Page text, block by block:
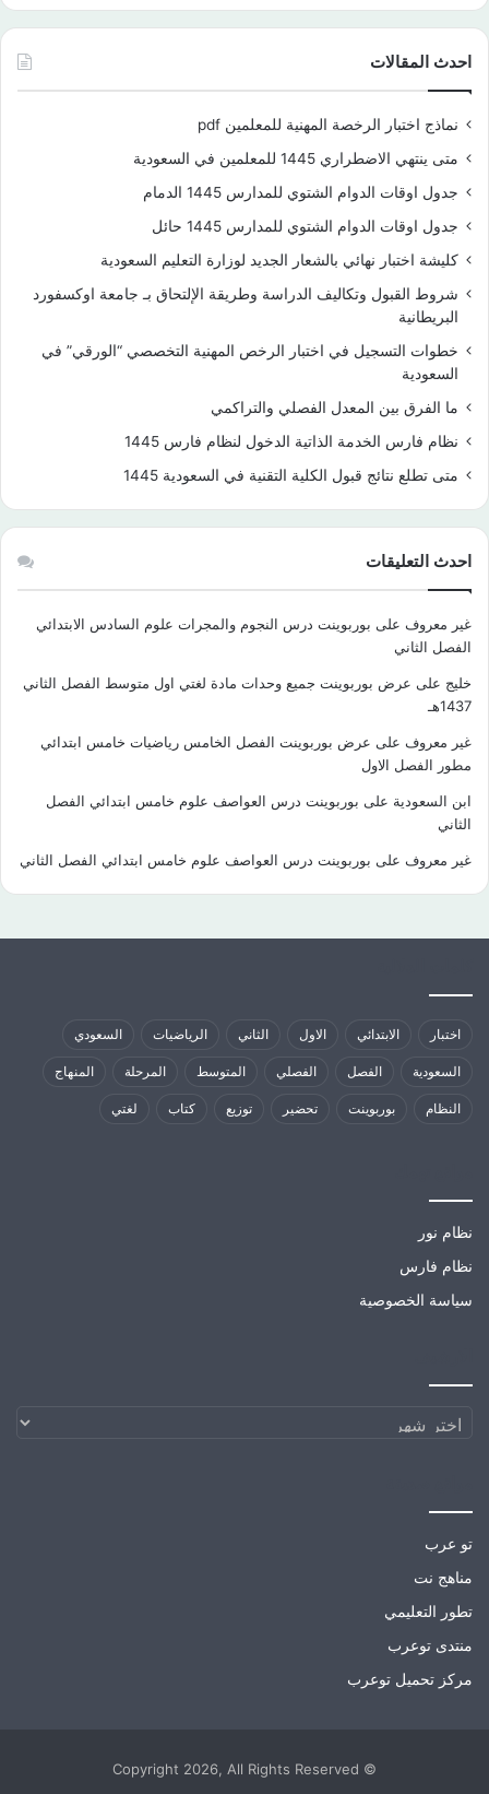
احدث المقالات
نماذج اختبار الرخصة المهنية للمعلمين pdf
متى ينتهي الاضطراري 1445 للمعلمين في السعودية
جدول اوقات الدوام الشتوي للمدارس 1445 الدمام
جدول اوقات الدوام الشتوي للمدارس 1445 حائل
كليشة اختبار نهائي بالشعار الجديد لوزارة التعليم السعودية
شروط القبول وتكاليف الدراسة وطريقة الإلتحاق بـ جامعة اوكسفورد
البريطانية
خطوات التسجيل في اختبار الرخص المهنية التخصصي “الورقي” في
السعودية
ما الفرق بين المعدل الفصلي والتراكمي
نظام فارس الخدمة الذاتية الدخول لنظام فارس 1445
متى تطلع نتائج قبول الكلية التقنية في السعودية 1445
احدث التعليقات
غير معروف على بوربوينت درس النجوم والمجرات علوم السادس الابتدائي
الفصل الثاني
خليج على عرض بوربوينت جميع وحدات مادة لغتي اول متوسط الفصل الثاني
1437هـ
غير معروف على عرض بوربوينت الفصل الخامس رياضيات خامس ابتدائي
مطور الفصل الاول
ابن السعودية على بوربوينت درس العواصف علوم خامس ابتدائي الفصل
الثاني
غير معروف على بوربوينت درس العواصف علوم خامس ابتدائي الفصل الثاني
اختبار الابتدائي الاول الثاني الرياضيات السعودي
السعودية الفصل الفصلي المتوسط المرحلة المنهاج
النظام بوربوينت تحضير توزيع كتاب لغتي
نظام نور
نظام فارس
سياسة الخصوصية
الارشيف
تو عرب
مناهج نت
تطور التعليمي
منتدى توعرب
مركز تحميل توعرب
© Copyright 2026, All Rights Reserved